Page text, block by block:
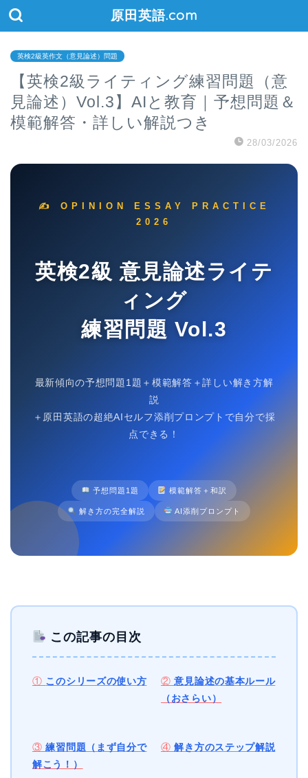
原田英語.com
英検2級英作文（意見論述）問題
【英検2級ライティング練習問題（意
見論述）Vol.3】AIと教育｜予想問題＆
模範解答・詳しい解説つき
28/03/2026
✍️ OPINION ESSAY PRACTICE
2026
英検2級 意見論述ライテ
ィング
練習問題 Vol.3
最新傾向の予想問題1題＋模範解答＋詳しい解き方解
説
＋原田英語の超絶AIセルフ添削プロンプトで自分で採
点できる！
予想問題1題 模範解答＋和訳
解き方の完全解説 AI添削プロンプト
この記事の目次
① このシリーズの使い方 ②意見論述の基本ルール
（おさらい）
③練習問題（まず自分で
解こう！）
④解き方のステップ解説